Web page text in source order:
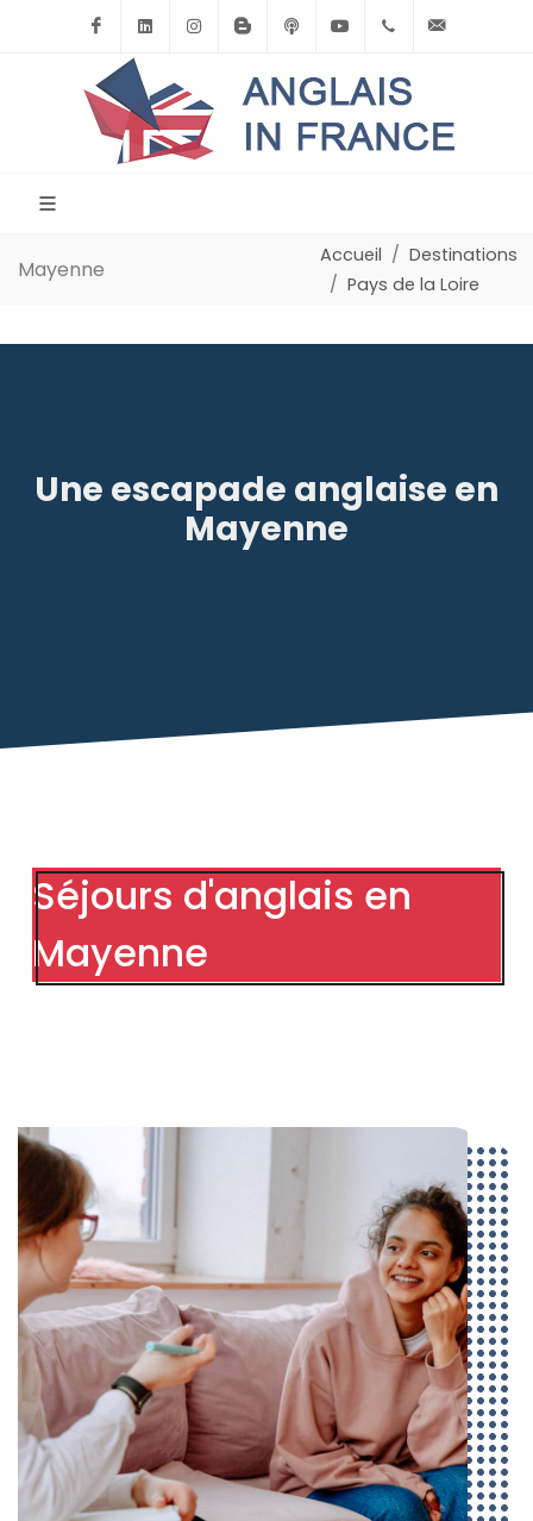
FacebookLinkedinInstagramBlogSpotPodcastYoutube
Mayenne
Accueil
Destinations
Pays de la Loire
Une escapade anglaise en
Mayenne
Séjours d'anglais en
Mayenne